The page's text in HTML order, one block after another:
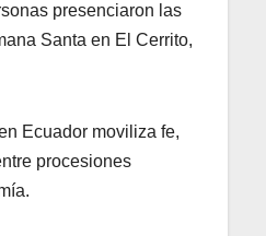
presenciaron las
Santa en El Cerrito,
Ecuador moviliza fe,
procesiones